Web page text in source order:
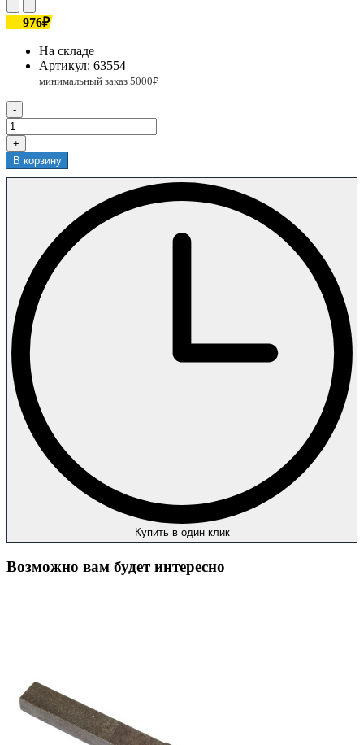
976₽
На складе
Артикул: 63554
-
+
В корзину
Купить в один клик
Возможно вам будет интересно